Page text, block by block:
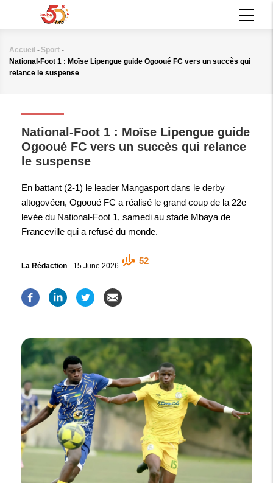
principal
Fil
d'Ariane
Accueil - Sport -
National-Foot 1 : Moïse Lipengue guide Ogooué FC vers un succès qui
relance le suspense
National-Foot 1 : Moïse Lipengue guide
Ogooué FC vers un succès qui relance
le suspense
En battant (2-1) le leader Mangasport dans le derby
altogovéen, Ogooué FC a réalisé le grand coup de la 22e
levée du National-Foot 1, samedi au stade Mbaya de
Franceville qui a refusé du monde.
La Rédaction - 15 June 2026
52